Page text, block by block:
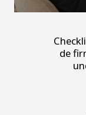
de